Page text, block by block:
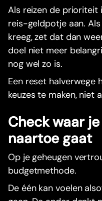
Als reizen de prioriteit
reis-geldpotje aan.
kreeg, zet dat dan
doel niet meer
nog wel zo is.
Een reset halverwege
keuzes te maken, niet
Check waar
naartoe gaat
Op je geheugen
budgetmethode.
De één kan voelen